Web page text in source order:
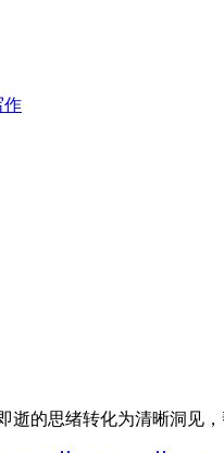
作
逝的思绪转化为清晰洞见